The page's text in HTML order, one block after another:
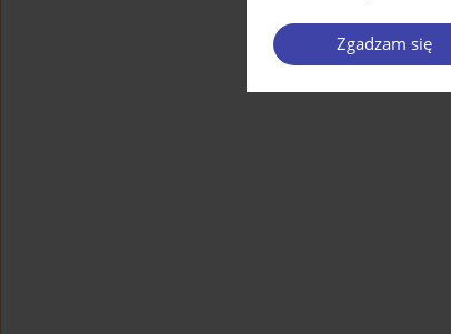
Zgadzam się